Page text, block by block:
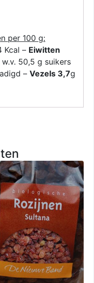
per 100 g:
Kcal – Eiwitten
50,5 g suikers
– Vezels 3,7g